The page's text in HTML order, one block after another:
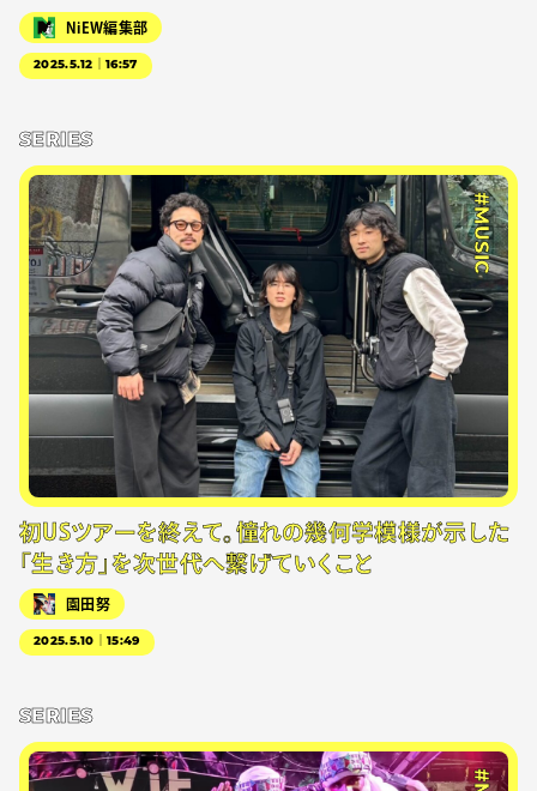
NiEW編集部
2025.5.12｜16:57
SERIES
#MUSIC
初USツアーを終えて。憧れの幾何学模様が示した
「生き方」を次世代へ繋げていくこと
園田努
2025.5.10｜15:49
SERIES